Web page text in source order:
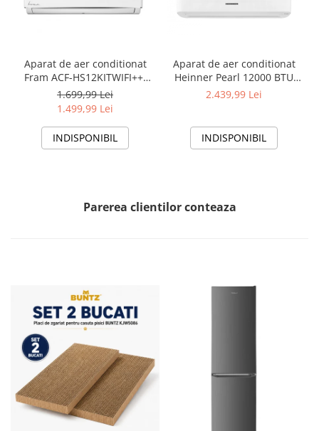
Aparat de aer conditionat
Fram ACF-HS12KITWIFI++,
12000 BTU, Wifi, Kit
instalare inclus, Functie
Sleep, Clasa A++
1.699,99 Lei
1.499,99 Lei
INDISPONIBIL
Aparat de aer conditionat
Heinner Pearl 12000 BTU
Wi-Fi, Clasa A+++/A+++, AI
alb
2.439,99 Lei
INDISPONIBIL
Parerea clientilor conteaza